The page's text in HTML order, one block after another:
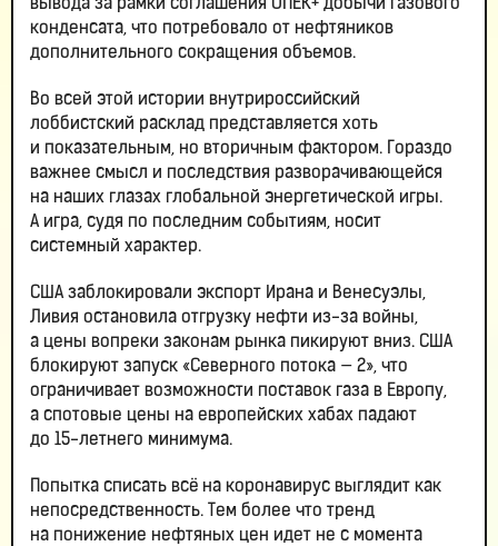
вывода за рамки соглашения ОПЕК+ добычи газового
конденсата, что потребовало от нефтяников
дополнительного сокращения объемов.
Во всей этой истории внутрироссийский
лоббистский расклад представляется хоть
и показательным, но вторичным фактором. Гораздо
важнее смысл и последствия разворачивающейся
на наших глазах глобальной энергетической игры.
А игра, судя по последним событиям, носит
системный характер.
США заблокировали экспорт Ирана и Венесуэлы,
Ливия остановила отгрузку нефти из-за войны,
а цены вопреки законам рынка пикируют вниз. США
блокируют запуск «Северного потока — 2», что
ограничивает возможности поставок газа в Европу,
а спотовые цены на европейских хабах падают
до 15-летнего минимума.
Попытка списать всё на коронавирус выглядит как
непосредственность. Тем более что тренд
на понижение нефтяных цен идет не с момента